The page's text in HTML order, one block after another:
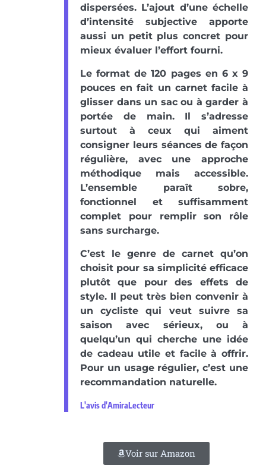
dispersées. L’ajout d’une échelle
d’intensité subjective apporte
aussi un petit plus concret pour
mieux évaluer l’effort fourni.
Le format de 120 pages en 6 x 9
pouces en fait un carnet facile à
glisser dans un sac ou à garder à
portée de main. Il s’adresse
surtout à ceux qui aiment
consigner leurs séances de façon
régulière, avec une approche
méthodique mais accessible.
L’ensemble paraît sobre,
fonctionnel et suffisamment
complet pour remplir son rôle
sans surcharge.
C’est le genre de carnet qu’on
choisit pour sa simplicité efficace
plutôt que pour des effets de
style. Il peut très bien convenir à
un cycliste qui veut suivre sa
saison avec sérieux, ou à
quelqu’un qui cherche une idée
de cadeau utile et facile à offrir.
Pour un usage régulier, c’est une
recommandation naturelle.
L'avis d'AmiraLecteur
Voir sur Amazon